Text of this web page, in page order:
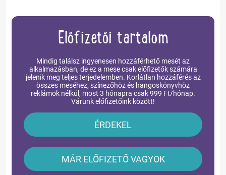
Előfizetői tartalom
Mindig találsz ingyenesen hozzáférhető mesét az
alkalmazásban, de ez a mese csak előfizetők számára
jelenik meg teljes terjedelemben. Korlátlan hozzáférés az
összes meséhez, színezőhöz és hangoskönyvhöz
reklámok nélkül, most 3 hónapra csak 999 Ft/hónap.
Várunk előfizetőink között!
ÉRDEKEL
MÁR ELŐFIZETŐ VAGYOK